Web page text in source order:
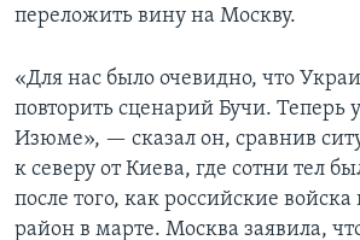
переложить вину на Москву.
«Для нас было очевидно, что
повторить сценарий Бучи. Теперь у
Изюме», — сказал он, сравнив
к северу от Киева, где сотни тел
после того, как российские войска
район в марте. Москва заявила,